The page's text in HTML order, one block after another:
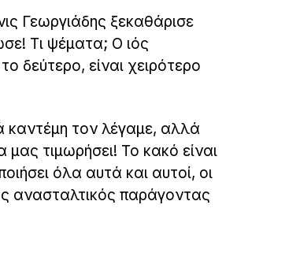
Γεωργιάδης ξεκαθάρισε
Τι ψέματα; Ο ιός
δεύτερο, είναι χειρότερο
καντέμη τον λέγαμε, αλλά
τιμωρήσει! Το κακό είναι
όλα αυτά και αυτοί, οι
ανασταλτικός παράγοντας